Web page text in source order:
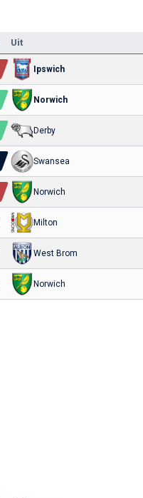
Uit
Ipswich
Norwich
Derby
Swansea
Norwich
Milton
West Brom
Norwich